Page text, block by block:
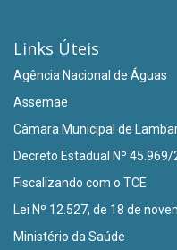
Links Úteis
Agência Nacional de Águas
Assemae
Câmara Municipal de
Decreto Estadual Nº 45.969/
Fiscalizando com o TCE
Lei Nº 12.527, de 18 de
Ministério da Saúde